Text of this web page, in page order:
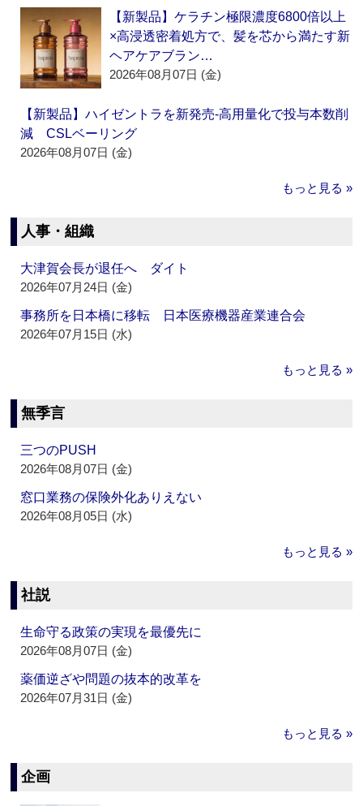
【新製品】ケラチン極限濃度6800倍以上
×高浸透密着処方で、髪を芯から満たす新
ヘアケアブラン…
2026年08月07日 (金)
【新製品】ハイゼントラを新発売‐高用量化で投与本数削
減 CSLベーリング
2026年08月07日 (金)
もっと見る »
人事・組織
大津賀会長が退任へ ダイト
2026年07月24日 (金)
事務所を日本橋に移転 日本医療機器産業連合会
2026年07月15日 (水)
もっと見る »
無季言
三つのPUSH
2026年08月07日 (金)
窓口業務の保険外化ありえない
2026年08月05日 (水)
もっと見る »
社説
生命守る政策の実現を最優先に
2026年08月07日 (金)
薬価逆ざや問題の抜本的改革を
2026年07月31日 (金)
もっと見る »
企画